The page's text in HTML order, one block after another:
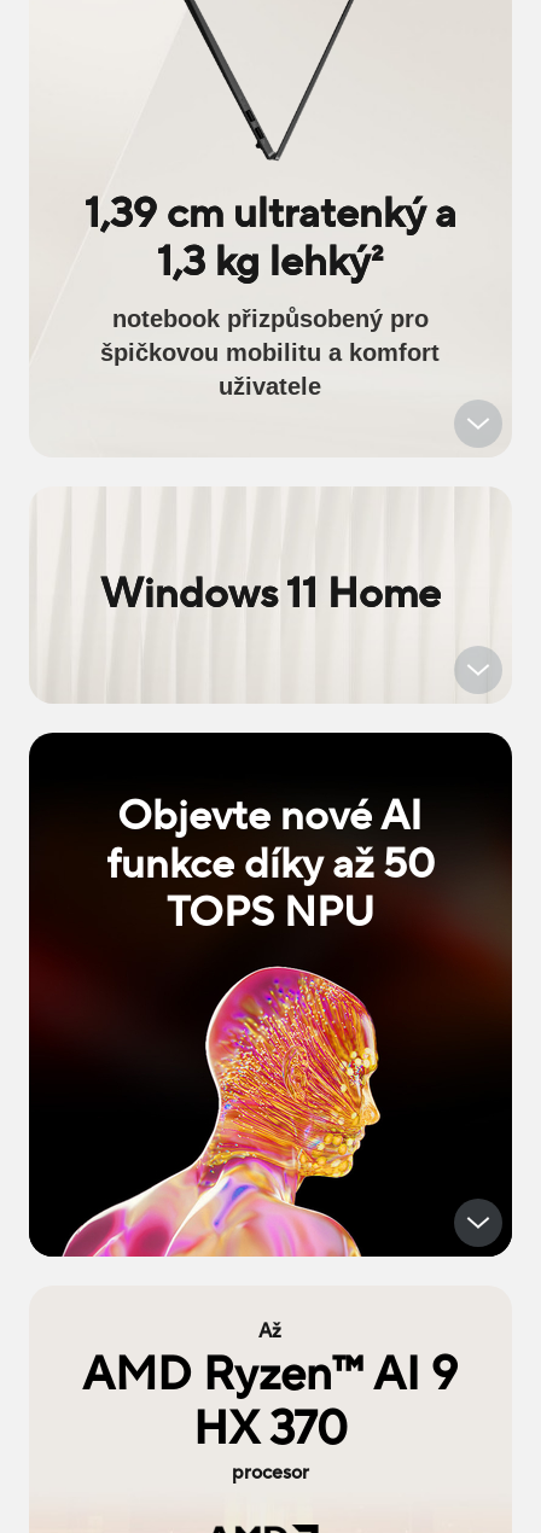
1,39 cm ultratenký a
1,3 kg lehký2
notebook přizpůsobený pro
špičkovou mobilitu a komfort
uživatele
Windows 11 Home
Objevte nové AI
funkce díky až 50
TOPS NPU
Až
AMD Ryzen™AI 9
HX 370
procesor